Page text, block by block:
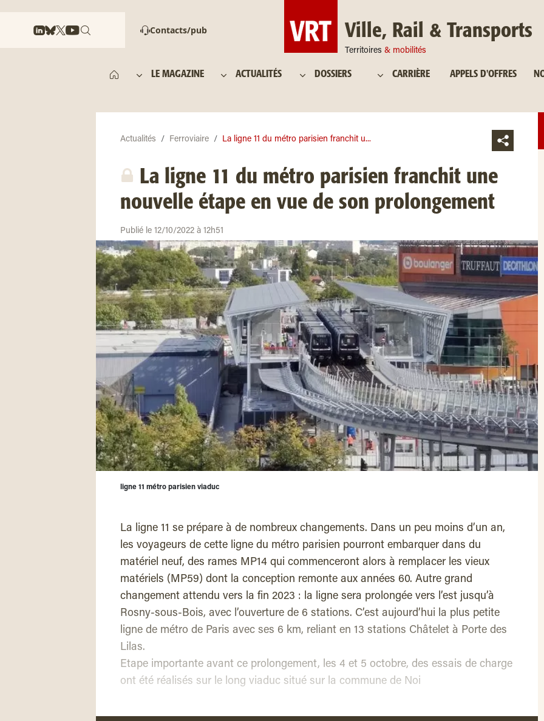
Contacts/pub Ville, Rail & Transports
Territoires & mobilités
LE MAGAZINE ACTUALITÉS DOSSIERS CARRIÈRE APPELS D'OFFRES
Actualités Ferroviaire La ligne 11 du métro parisien franchit u...
La ligne 11 du métro parisien franchit une
nouvelle étape en vue de son prolongement
Publié le 12/10/2022 à 12h51
ligne 11 métro parisien viaduc
La ligne 11 se prépare à de nombreux changements. Dans un peu moins d’un an,
les voyageurs de cette ligne du métro parisien pourront embarquer dans du
matériel neuf, des rames MP14 qui commenceront alors à remplacer les vieux
matériels (MP59) dont la conception remonte aux années 60. Autre grand
changement attendu vers la fin 2023 : la ligne sera prolongée vers l’est jusqu’à
Rosny-sous-Bois, avec l’ouverture de 6 stations. C’est aujourd’hui la plus petite
ligne de métro de Paris avec ses 6 km, reliant en 13 stations Châtelet à Porte des
Lilas.
Etape importante avant ce prolongement, les 4 et 5 octobre, des essais de charge
ont été réalisés sur le long viaduc situé sur la commune de Noi